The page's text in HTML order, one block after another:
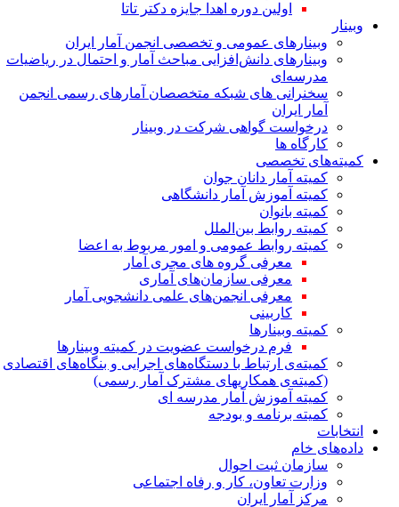
اولین دوره اهدا جایزه دکتر تاتا
وبینار
وبینارهای عمومی و تخصصی انجمن آمار ایران
وبینارهای دانش‌افزایی مباحث آمار و احتمال در ریاضیات
مدرسه‌ای
سخنرانی های شبکه متخصصان آمارهای رسمی انجمن
آمار ایران
درخواست گواهی شرکت در وبینار
کارگاه ها
کمیته‌های تخصصی
کمیته آمار دانان جوان
کمیته آموزش آمار دانشگاهی
کمیته بانوان
کمیته روابط بین‌الملل
کمیته روابط عمومی و امور مربوط به اعضا
معرفی گروه های مجری آمار
معرفی سازمان‌های آماری
معرفی انجمن‌های علمی دانشجویی آمار
کاربینی
کمیته وبینارها
فرم درخواست عضویت در کمیته وبینارها
کمیته‌ی ارتباط با دستگاه‌های اجرایی و بنگاه‌های اقتصادی
(کمیته‌ی همکاریهای مشترک آمار رسمی)
کمیته آموزش آمار مدرسه ای
کمیته برنامه و بودجه
انتخابات
داده‌های خام
سازمان ثبت احوال
وزارت تعاون، کار و رفاه اجتماعی
مرکز آمار ایران